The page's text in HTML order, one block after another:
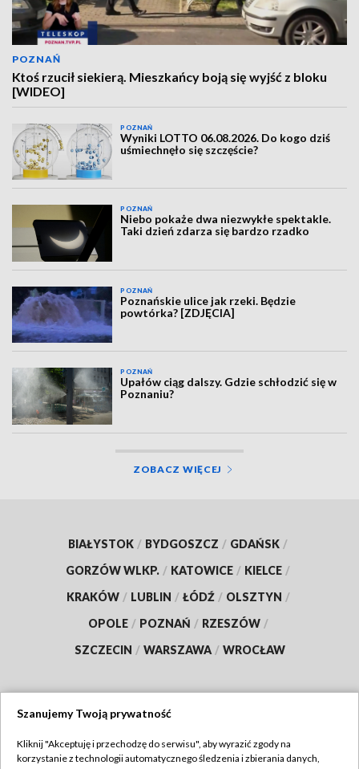
POZNAŃ
Ktoś rzucił siekierą. Mieszkańcy boją się wyjść z bloku
[WIDEO]
POZNAŃ
Wyniki LOTTO 06.08.2026. Do kogo dziś
uśmiechnęło się szczęście?
POZNAŃ
Niebo pokaże dwa niezwykłe spektakle.
Taki dzień zdarza się bardzo rzadko
POZNAŃ
Poznańskie ulice jak rzeki. Będzie
powtórka? [ZDJĘCIA]
POZNAŃ
Upałów ciąg dalszy. Gdzie schłodzić się w
Poznaniu?
ZOBACZ WIĘCEJ
BIAŁYSTOK / BYDGOSZCZ / GDAŃSK /
GORZÓW WLKP. / KATOWICE / KIELCE /
KRAKÓW / LUBLIN / ŁÓDŹ / OLSZTYN /
OPOLE / POZNAŃ / RZESZÓW /
SZCZECIN / WARSZAWA / WROCŁAW
TVP
Szanujemy Twoją prywatność
Kliknij "Akceptuję i przechodzę do serwisu", aby wyrazić zgody na
korzystanie z technologii automatycznego śledzenia i zbierania danych,